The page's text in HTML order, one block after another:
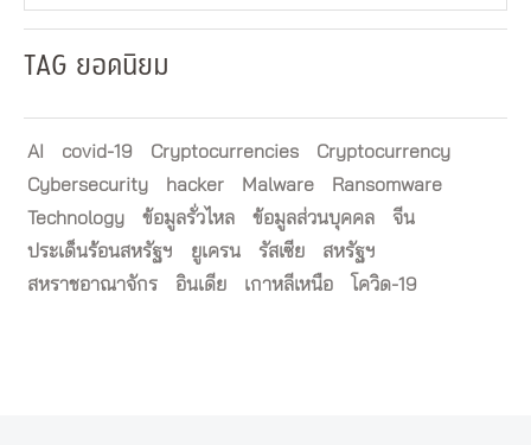
TAG ยอดนิยม
AI covid-19 Cryptocurrencies
Cryptocurrency
Cybersecurity
hacker Malware
Ransomware
Technology
ข้อมูลรั่วไหล ข้อมูลส่วนบุคคล
จีน
ประเด็นร้อนสหรัฐฯ
ยูเครน รัสเซีย
สหรัฐฯ
สหราชอาณาจักร
อินเดีย เกาหลีเหนือ โควิด-19